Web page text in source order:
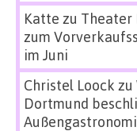
Katte zu Theater
zum
im Juni
Christel Loock zu
Dortmund